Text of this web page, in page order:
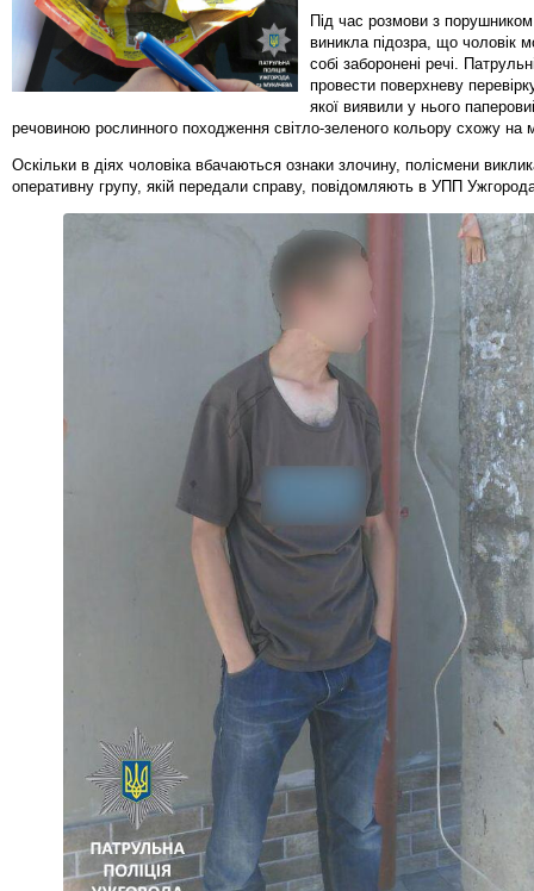
Під час розмови з порушником
виникла підозра, що чоловік
собі заборонені речі.
провести поверхневу
якої виявили у нього
речовиною рослинного походження світло-зеленого кольору схожу на
Оскільки в діях чоловіка вбачаються ознаки злочину, полісмени
оперативну групу, якій передали справу, повідомляють в УПП